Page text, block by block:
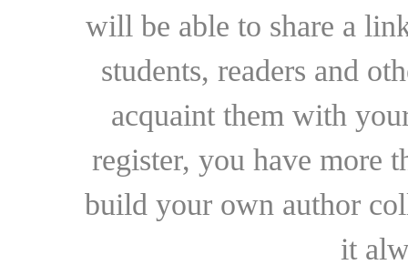
will be able to share a
students, readers and
acquaint them with
register, you have more
build your own author
it